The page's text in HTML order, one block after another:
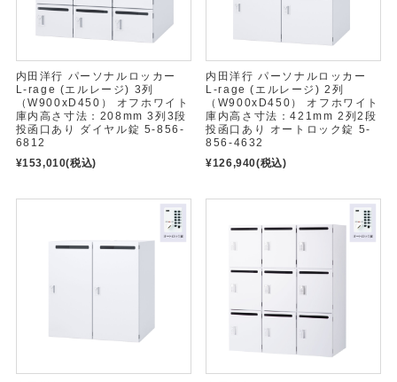
内田洋行 パーソナルロッカー
L-rage (エルレージ) 3列
（W900xD450） オフホワイト
庫内高さ寸法：208mm 3列3段
投函口あり ダイヤル錠 5-856-
6812
¥153,010(税込)
内田洋行 パーソナルロッカー
L-rage (エルレージ) 2列
（W900xD450） オフホワイト
庫内高さ寸法：421mm 2列2段
投函口あり オートロック錠 5-
856-4632
¥126,940(税込)